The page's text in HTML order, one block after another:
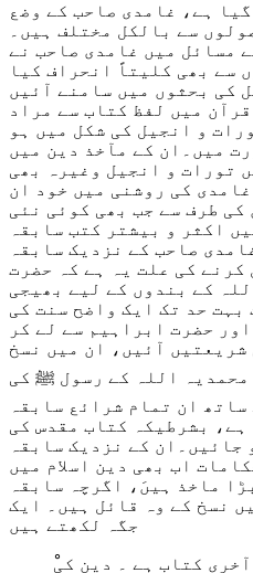
ہے، غامدی صاحب کے وضع
سے بالکل مختلف ہیں۔
مسائل میں غامدی صاحب نے
سے بھی کلیتاً انحراف کیا
کی بحثوں میں سامنے آئیں
میں لفظ کتاب سے مراد
و انجیل کی شکل میں ہو
میں۔ان کے مآخذ دین میں
تورات و انجیل وغیرہ بھی
کی روشنی میں خود ان
کی طرف سے جب بھی کوئی نئی
اکثر و بیشتر کتب سابقہ
صاحب کے نزدیک سابقہ
کرنے کی علت یہ ہے کہ حضرت
کے بندوں کے لیے بھیجی
حد تک ایک واضح سنت کی
حضرت ابراہیم سے لے کر
آئیں، ان میں نسخ
محمدیہ اللہ کے رسول ﷺ کی
ساتھ ان تمام شرائع سابقہ
ہے، بشرطیکہ کتاب مقدس کی
کے نزدیک سابقہ
اب بھی دین اسلام میں
ماخذ ہیںَ، اگرچہ سابقہ
نسخ کے وہ قائل ہیں۔ ایک